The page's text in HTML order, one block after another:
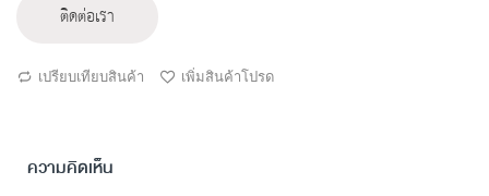
ติดต่อเรา
เปรียบเทียบสินค้า เพิ่มสินค้าโปรด
ความคิดเห็น